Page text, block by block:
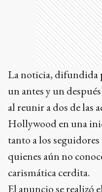
La noticia, difundida
un antes y un
al reunir a dos de las
Hollywood en una
tanto a los
quienes aún no
carismática cerdita.
El anuncio se realizó